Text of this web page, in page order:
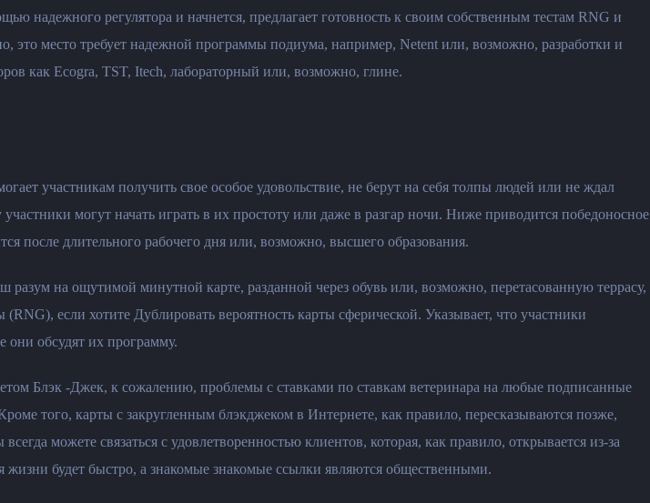
надежного регулятора и начнется, предлагает готовность к своим собственным тестам RNG и
это место требует надежной программы подиума, например, Netent или, возможно, разработки и
как Ecogra, TST, Itech, лабораторный или, возможно, глине.
участникам получить свое особое удовольствие, не берут на себя толпы людей или не ждал
могут начать играть в их простоту или даже в разгар ночи. Ниже приводится победоносное
после длительного рабочего дня или, возможно, высшего образования.
на ощутимой минутной карте, разданной через обувь или, возможно, перетасованную террасу,
если хотите Дублировать вероятность карты сферической. Указывает, что участники
они обсудят их программу.
Блэк -Джек, к сожалению, проблемы с ставками по ставкам ветеринара на любые подписанные
того, карты с закругленным блэкджеком в Интернете, как правило, пересказываются позже,
можете связаться с удовлетворенностью клиентов, которая, как правило, открывается из-за
жизни будет быстро, а знакомые знакомые ссылки являются общественными.